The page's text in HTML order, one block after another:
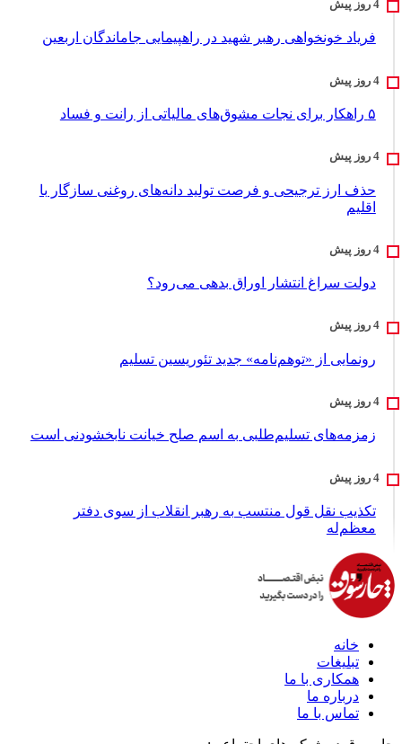
فریاد خونخواهی رهبر شهید در راهپیمایی جاماندگان اربعین
۵ راهکار برای نجات مشوق‌های مالیاتی از رانت و فساد
حذف ارز ترجیحی و فرصت تولید دانه‌های روغنی سازگار با
اقلیم
دولت سراغ انتشار اوراق بدهی می‌رود؟
رونمایی از «توهم‌نامه» جدید تئور‌یسین تسلیم
زمزمه‌های تسلیم‌طلبی به اسم صلح خیانت نابخشودنی است
تکذیب نقل قول منتسب به رهبر انقلاب از سوی دفتر
معظم‌له
خانه
تبلیغات
همکاری با ما
درباره ما
تماس با ما